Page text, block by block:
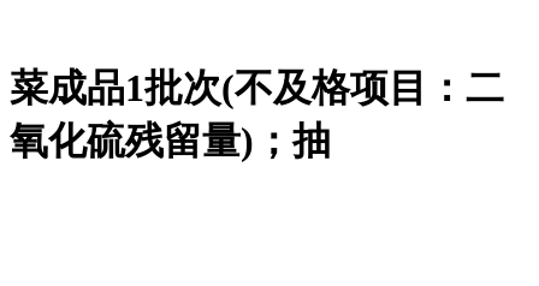
菜成品1批次(不及格项目：二
氧化硫残留量)；抽